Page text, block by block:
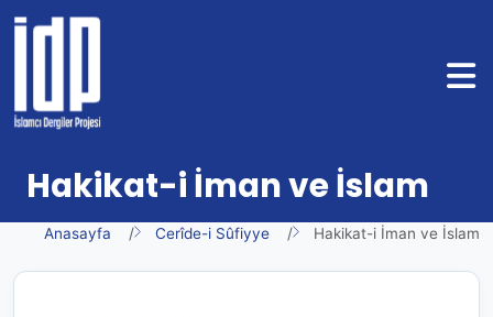
Hakikat-i İman ve İslam
Anasayfa Cerîde-i Sûfiyye Hakikat-i İman ve İslam